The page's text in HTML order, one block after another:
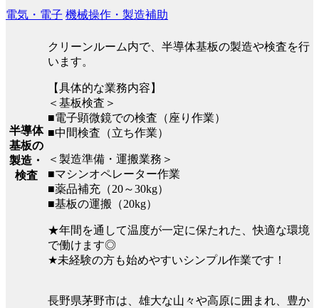
電気・電子 機械操作・製造補助
半導体
基板の
製造・
検査
クリーンルーム内で、半導体基板の製造や検査を行
います。
【具体的な業務内容】
＜基板検査＞
■電子顕微鏡での検査（座り作業）
■中間検査（立ち作業）
＜製造準備・運搬業務＞
■マシンオペレーター作業
■薬品補充（20～30kg）
■基板の運搬（20kg）
★年間を通して温度が一定に保たれた、快適な環境
で働けます◎
★未経験の方も始めやすいシンプル作業です！
長野県茅野市は、雄大な山々や高原に囲まれ、豊か